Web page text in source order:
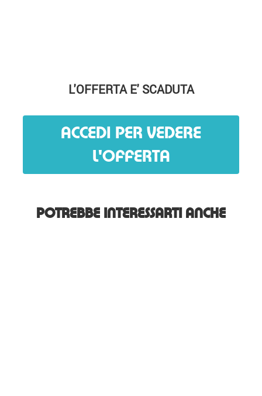
L'OFFERTA E' SCADUTA
ACCEDI PER VEDERE
L'OFFERTA
POTREBBE INTERESSARTI ANCHE